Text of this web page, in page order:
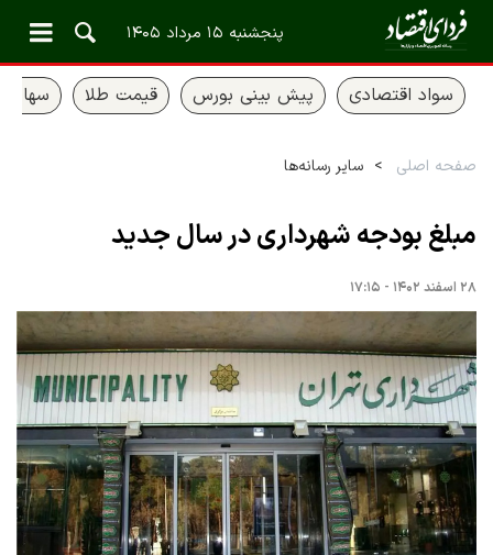
پنجشنبه ۱۵ مرداد ۱۴۰۵
سواد اقتصادی پیش بینی بورس قیمت طلا سهام
صفحه اصلی سایر رسانه‌ها
مبلغ بودجه شهرداری در سال جدید
۲۸ اسفند ۱۴۰۲ - ۱۷:۱۵